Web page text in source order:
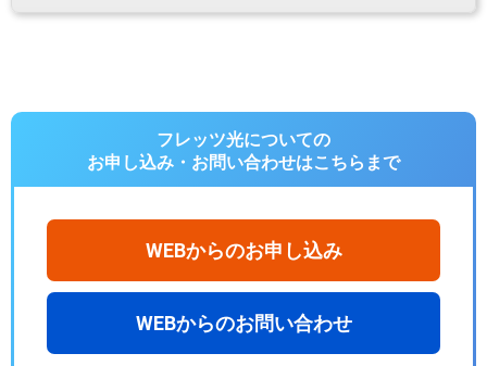
フレッツ光についての
お申し込み・お問い合わせはこちらまで
WEBからのお申し込み
WEBからのお問い合わせ